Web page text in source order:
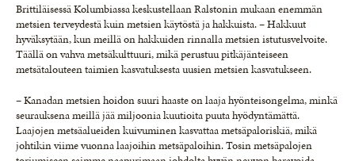
Brittiläisessä Kolumbiassa keskustellaan Ralstonin mukaan enemmän
metsien terveydestä kuin metsien käytöstä ja hakkuista. – Hakkuut
hyväksytään, kun meillä on hakkuiden rinnalla metsien istutusvelvoite.
Täällä on vahva metsäkulttuuri, mikä perustuu pitkäjänteiseen
metsätalouteen taimien kasvatuksesta uusien metsien kasvatukseen.
– Kanadan metsien hoidon suuri haaste on laaja hyönteisongelma, minkä
seurauksena meillä jää miljoonia kuutioita puuta hyödyntämättä.
Laajojen metsäalueiden kuivuminen kasvattaa metsäpaloriskiä, mikä
johtikin viime vuonna laajoihin metsäpaloihin. Tosin metsäpalojen